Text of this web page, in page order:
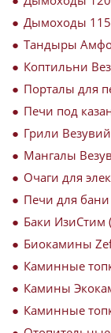
Дымоходы
Тандыры
Коптильни
Порталы для
Печи под
Грили Везувий
Мангалы
Очаги для
Печи для
Баки ИзиСтим
Биокамины
Каминные
Камины
Каминные